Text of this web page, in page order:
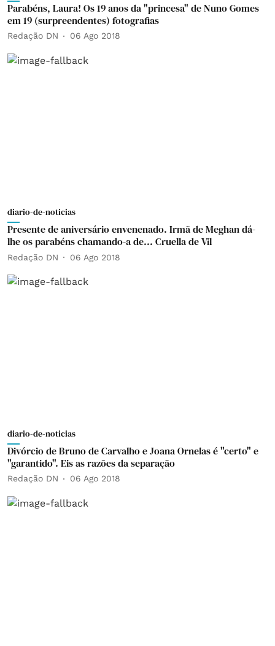
Parabéns, Laura! Os 19 anos da "princesa" de Nuno Gomes
em 19 (surpreendentes) fotografias
Redação DN 06 Ago 2018
diario-de-noticias
Presente de aniversário envenenado. Irmã de Meghan dá-
lhe os parabéns chamando-a de... Cruella de Vil
Redação DN 06 Ago 2018
diario-de-noticias
Divórcio de Bruno de Carvalho e Joana Ornelas é "certo" e
"garantido". Eis as razões da separação
Redação DN 06 Ago 2018